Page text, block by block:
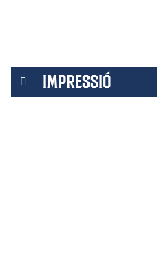
IMPRESSIÓ